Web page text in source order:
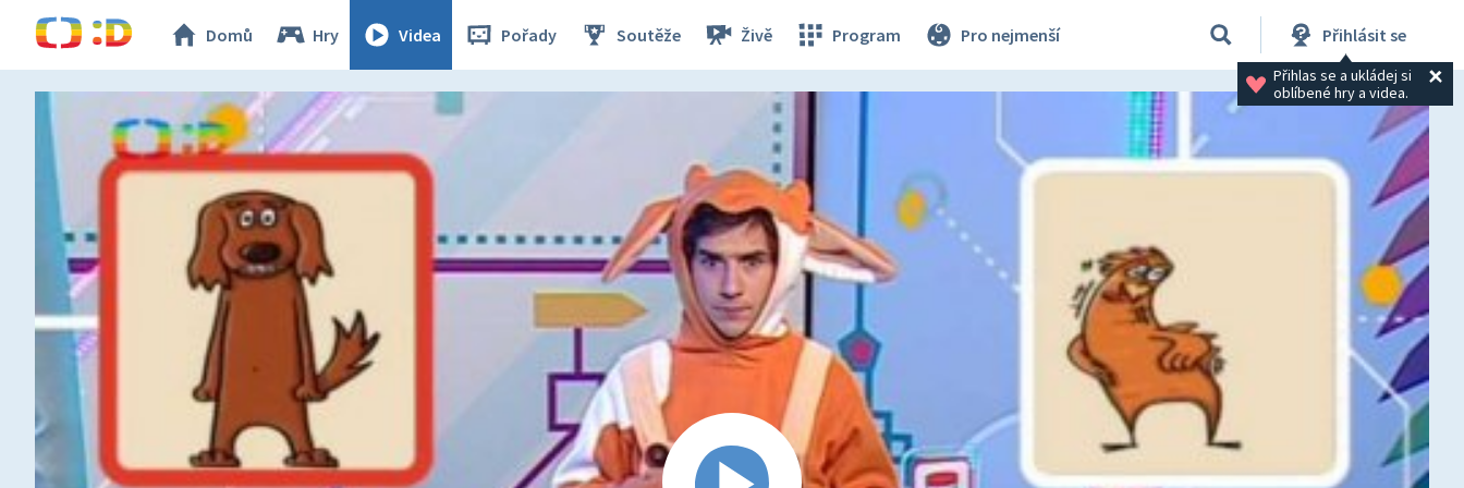
Domů Hry Videa Pořady Soutěže Živě Program Pro nejmenší Přihlásit se
Přihlas se a ukládej si
oblíbené hry a videa.